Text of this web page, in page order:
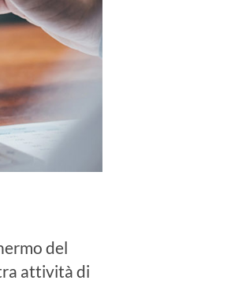
del
attività di